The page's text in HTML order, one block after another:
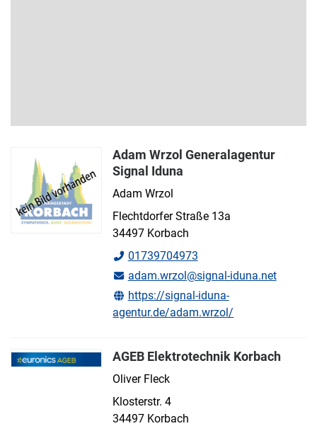
Adam Wrzol Generalagentur
Signal Iduna
Adam Wrzol
Flechtdorfer Straße 13a
34497 Korbach
01739704973
adam.wrzol@signal-iduna.net
https://signal-iduna-
agentur.de/adam.wrzol/
AGEB Elektrotechnik Korbach
Oliver Fleck
Klosterstr. 4
34497 Korbach